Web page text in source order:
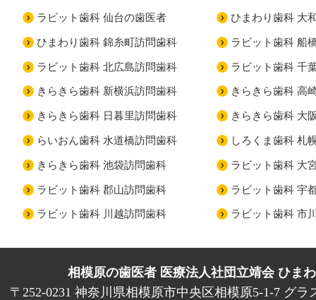
ラビット歯科 仙台の歯医者 ひまわり歯科 大
ひまわり歯科 錦糸町訪問歯科 ラビット歯科 船
ラビット歯科 北広島訪問歯科 ラビット歯科 千
きらきら歯科 新横浜訪問歯科 きらきら歯科 高
きらきら歯科 日暮里訪問歯科 きらきら歯科 大
らいおん歯科 水道橋訪問歯科 しろくま歯科 札
きらきら歯科 池袋訪問歯科 ラビット歯科 大
ラビット歯科 郡山訪問歯科 ラビット歯科 宇
ラビット歯科 川越訪問歯科 ラビット歯科 市
相模原の歯医者 医療法人社団立靖会 ひま
〒252-0231 神奈川県相模原市中央区相模原5-1-7 グラ